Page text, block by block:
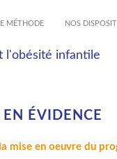
MÉTHODE NOS
EN ÉVIDENCE
mise en oeuvre du